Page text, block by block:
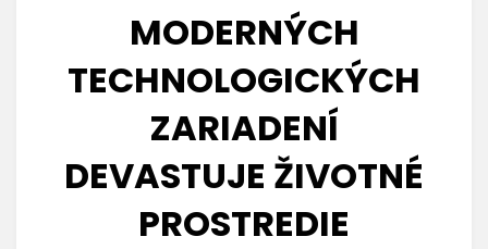
MODERNÝCH
TECHNOLOGICKÝCH
ZARIADENÍ
DEVASTUJE ŽIVOTNÉ
PROSTREDIE